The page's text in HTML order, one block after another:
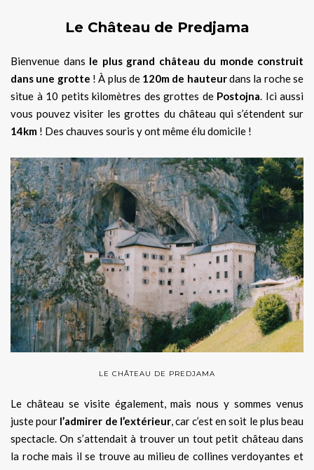
Le Château de Predjama
Bienvenue dans le plus grand château du monde construit
dans une grotte ! À plus de 120m de hauteurdans la roche se
situe à 10 petits kilomètres des grottes de Postojna. Ici aussi
vous pouvez visiter les grottes du château qui s’étendent sur
14km ! Des chauves souris y ont même élu domicile !
LE CHÂTEAU DE PREDJAMA
Le château se visite également, mais nous y sommes venus
juste pour l’admirer de l’extérieur, car c’est en soit le plus beau
spectacle. On s’attendait à trouver un tout petit château dans
la roche mais il se trouve au milieu de collines verdoyantes et